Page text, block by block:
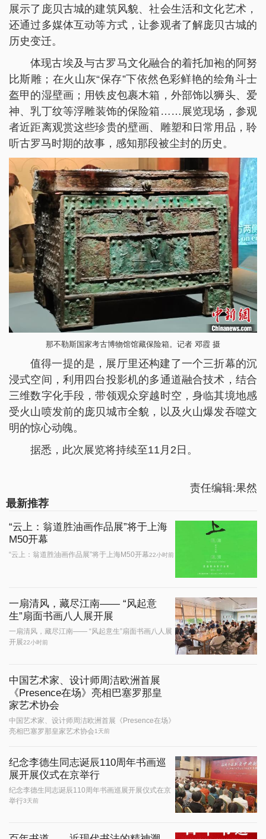
展示了庞贝古城的建筑风貌、社会生活和文化艺术，
还通过多媒体互动等方式，让参观者了解庞贝古城的
历史变迁。
体现古埃及与古罗马文化融合的着托加袍的阿努
比斯雕；在火山灰“保存”下依然色彩鲜艳的绘角斗士
盔甲的湿壁画；用铁皮包裹木箱，外部饰以狮头、爱
神、乳丁纹等浮雕装饰的保险箱……展览现场，参观
者近距离观赏这些珍贵的壁画、雕塑和日常用品，聆
听古罗马时期的故事，感知那段被尘封的历史。
那不勒斯国家考古博物馆馆藏保险箱。记者 邓霞 摄
值得一提的是，展厅里还构建了一个三折幕的沉
浸式空间，利用四台投影机的多通道融合技术，结合
三维数字化手段，带领观众穿越时空，身临其境地感
受火山喷发前的庞贝城市全貌，以及火山爆发吞噬文
明的惊心动魄。
据悉，此次展览将持续至11月2日。
责任编辑:果然
最新推荐
“云上：翁道胜油画作品展”将于上海
M50开幕
“云上：翁道胜油画作品展”将于上海M50开幕22小时前
一扇清风，藏尽江南—— “风起意
生”扇面书画八人展开展
一扇清风，藏尽江南—— “风起意生”扇面书画八人展
开展22小时前
中国艺术家、设计师周洁欧洲首展
《Presence在场》亮相巴塞罗那皇
家艺术协会
中国艺术家、设计师周洁欧洲首展《Presence在场》
亮相巴塞罗那皇家艺术协会1天前
纪念李德生同志诞辰110周年书画巡
展开展仪式在京举行
纪念李德生同志诞辰110周年书画巡展开展仪式在京
举行3天前